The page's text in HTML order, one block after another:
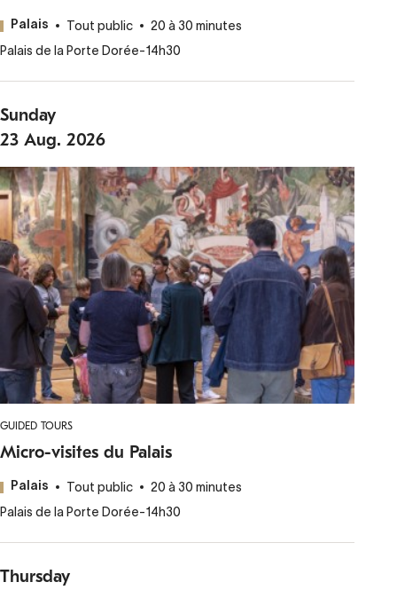
Palais Tout public
20 à 30 minutes
Palais de la Porte Dorée-14h30
Sunday
23 Aug. 2026
GUIDED TOURS
Micro-visites du Palais
Palais Tout public
20 à 30 minutes
Palais de la Porte Dorée-14h30
Thursday